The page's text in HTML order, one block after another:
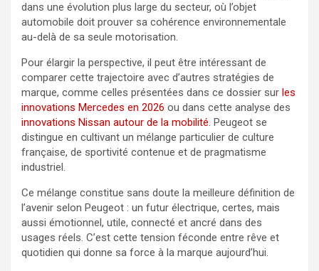
dans une évolution plus large du secteur, où l’objet
automobile doit prouver sa cohérence environnementale
au-delà de sa seule motorisation.
Pour élargir la perspective, il peut être intéressant de
comparer cette trajectoire avec d’autres stratégies de
marque, comme celles présentées dans ce dossier sur les
innovations Mercedes en 2026 ou dans cette analyse des
innovations Nissan autour de la mobilité. Peugeot se
distingue en cultivant un mélange particulier de culture
française, de sportivité contenue et de pragmatisme
industriel.
Ce mélange constitue sans doute la meilleure définition de
l’avenir selon Peugeot : un futur électrique, certes, mais
aussi émotionnel, utile, connecté et ancré dans des
usages réels. C’est cette tension féconde entre rêve et
quotidien qui donne sa force à la marque aujourd’hui.